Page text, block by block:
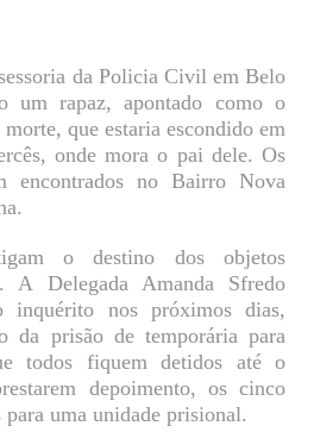
da Policia Civil em Belo
um rapaz, apontado como o
que estaria escondido em
onde mora o pai dele. Os
encontrados no Bairro Nova
o destino dos objetos
A Delegada Amanda Sfredo
inquérito nos próximos dias,
da prisão de temporária para
todos fiquem detidos até o
depoimento, os cinco
uma unidade prisional.